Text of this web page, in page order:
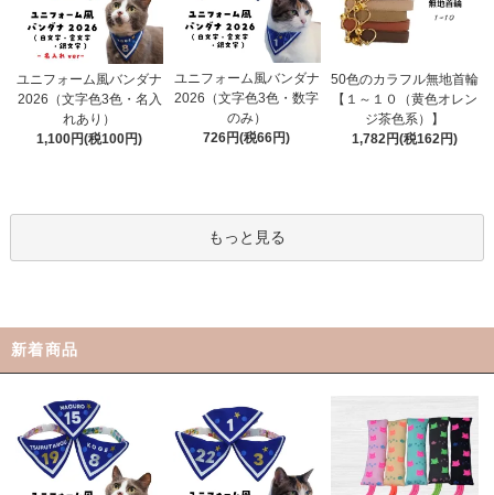
ユニフォーム風バンダナ
2026（文字色3色・名入
れあり）
1,100円(税100円)
ユニフォーム風バンダナ
2026（文字色3色・数字
のみ）
726円(税66円)
50色のカラフル無地首輪
【１～１０（黄色オレン
ジ茶色系）】
1,782円(税162円)
もっと見る
新着商品